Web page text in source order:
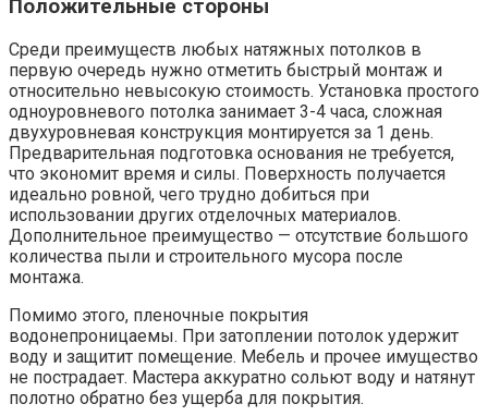
Положительные стороны
Среди преимуществ любых натяжных потолков в
первую очередь нужно отметить быстрый монтаж и
относительно невысокую стоимость. Установка простого
одноуровневого потолка занимает 3-4 часа, сложная
двухуровневая конструкция монтируется за 1 день.
Предварительная подготовка основания не требуется,
что экономит время и силы. Поверхность получается
идеально ровной, чего трудно добиться при
использовании других отделочных материалов.
Дополнительное преимущество — отсутствие большого
количества пыли и строительного мусора после
монтажа.
Помимо этого, пленочные покрытия
водонепроницаемы. При затоплении потолок удержит
воду и защитит помещение. Мебель и прочее имущество
не пострадает. Мастера аккуратно сольют воду и натянут
полотно обратно без ущерба для покрытия.